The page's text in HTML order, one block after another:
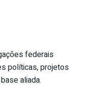
federais
políticas, projetos
aliada.